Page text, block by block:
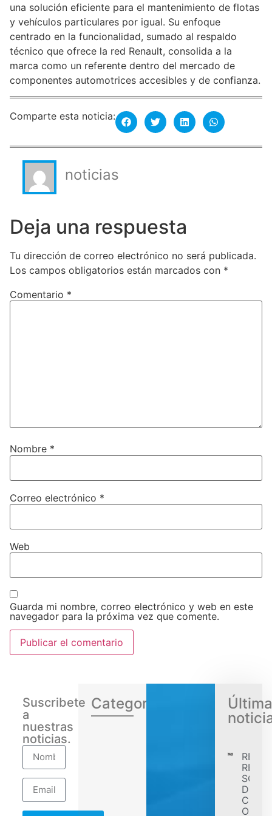
una solución eficiente para el mantenimiento de flotas
y vehículos particulares por igual. Su enfoque
centrado en la funcionalidad, sumado al respaldo
técnico que ofrece la red Renault, consolida a la
marca como un referente dentro del mercado de
componentes automotrices accesibles y de confianza.
Comparte esta noticia:
noticias
Deja una respuesta
Tu dirección de correo electrónico no será publicada.
Los campos obligatorios están marcados con *
Comentario *
Nombre *
Correo electrónico *
Web
Guarda mi nombre, correo electrónico y web en este
navegador para la próxima vez que comente.
Suscribete
a
nuestras
noticias.
Categorias